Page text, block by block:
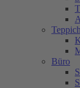
Büro